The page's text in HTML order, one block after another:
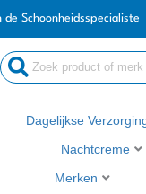
de Schoonheidsspecialiste
Dagelijkse
Nachtcreme
Merken